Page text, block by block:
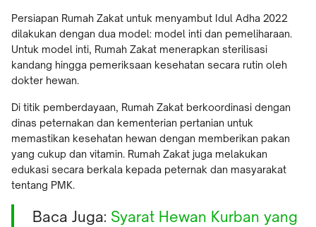
Persiapan Rumah Zakat untuk menyambut Idul Adha 2022
dilakukan dengan dua model: model inti dan pemeliharaan.
Untuk model inti, Rumah Zakat menerapkan sterilisasi
kandang hingga pemeriksaan kesehatan secara rutin oleh
dokter hewan.
Di titik pemberdayaan, Rumah Zakat berkoordinasi dengan
dinas peternakan dan kementerian pertanian untuk
memastikan kesehatan hewan dengan memberikan pakan
yang cukup dan vitamin. Rumah Zakat juga melakukan
edukasi secara berkala kepada peternak dan masyarakat
tentang PMK.
Baca Juga: Syarat Hewan Kurban yang